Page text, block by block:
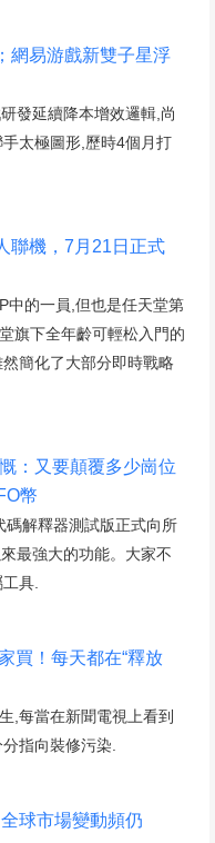
網易游戲新雙子星浮
發延續降本增效邏輯,尚
太極圖形,歷時4個月打
聯機，7月21日正式
中的一員,但也是任天堂第
旗下全年齡可輕松入門的
簡化了大部分即時戰略
：又要顛覆多少崗位
幣
碼解釋器測試版正式向所
最強大的功能。大家不
具.
買！每天都在“釋放
,每當在新聞電視上看到
指向裝修污染.
球市場變動頻仍